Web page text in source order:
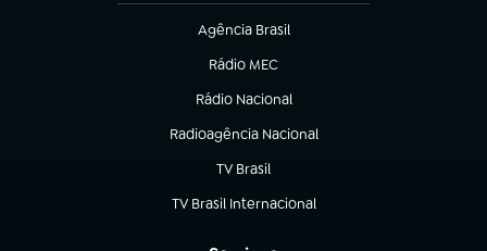
Agência Brasil
(abre em nova aba)
Rádio MEC
(abre em nova aba)
Rádio Nacional
Radioagência Nacional
(abre em nova aba)
TV Brasil
(abre em nova aba)
TV Brasil Internacional
(abre em nova aba)